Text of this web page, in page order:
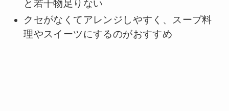
と若干物足りない
クセがなくてアレンジしやすく、スープ料
理やスイーツにするのがおすすめ